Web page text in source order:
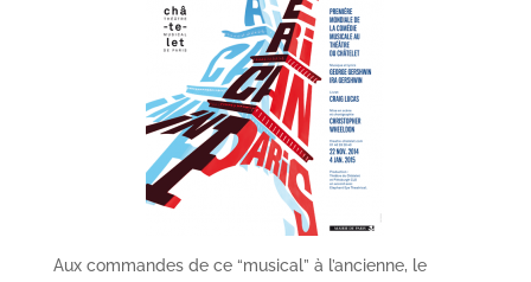
Aux commandes de ce “musical” à l’ancienne, le